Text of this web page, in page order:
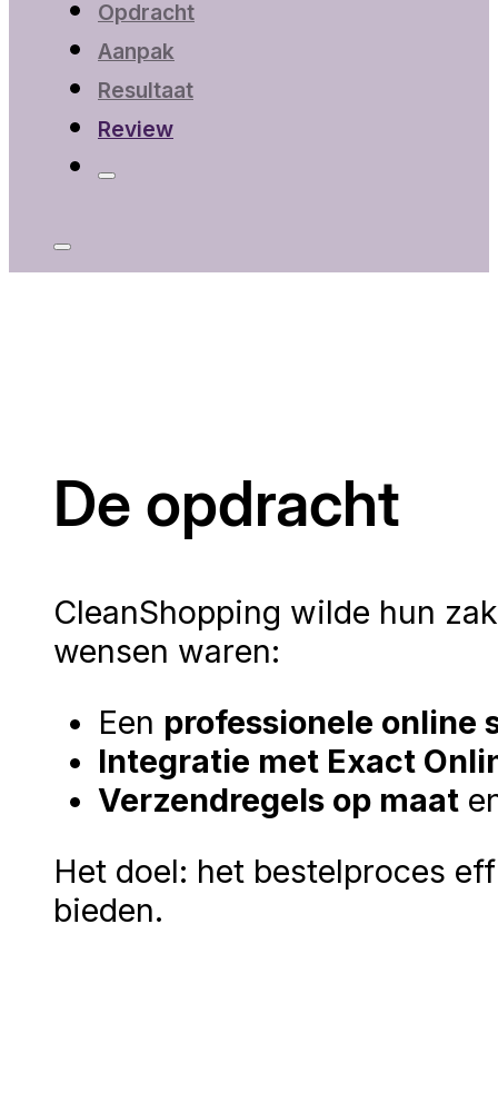
Opdracht
Aanpak
Resultaat
Review
De opdracht
CleanShopping wilde hun
wensen waren:
Een professionele online
Integratie met Exact
Verzendregels op maat
Het doel: het bestelproces
bieden.